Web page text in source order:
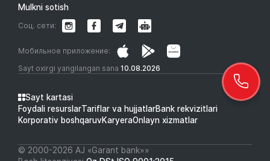
Mulkni sotish
Sayt oxirgi yangilangan sana 10.08.2026
Мобильное приложение:
Соц. сети:
Sayt kartasi
Foydali resurslarTariflar va hujjatlarBank rekvizitlari
Korporativ boshqaruvKaryeraOnlayn xizmatlar
© 2000-2026 АJ «Garant bank»»